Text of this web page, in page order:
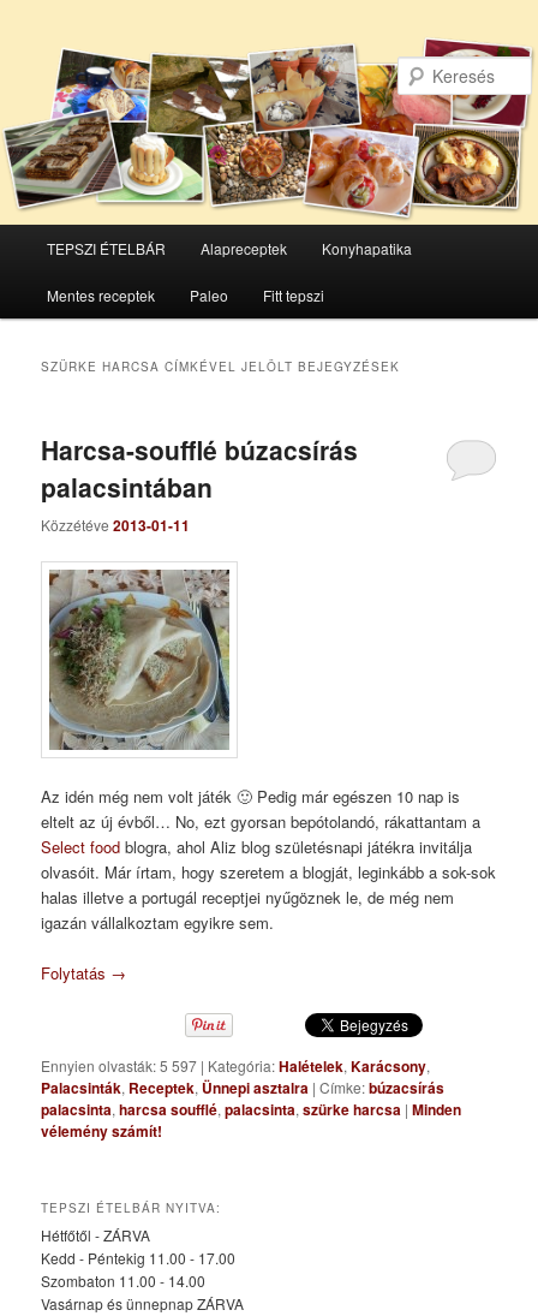
Tovább
az
elsődleges
Tovább
a
másodlagos
TEPSZI ÉTELBÁR Alapreceptek Konyhapatika
Mentes receptek Paleo Fitt tepszi
SZÜRKE HARCSA CÍMKÉVEL JELÖLT BEJEGYZÉSEK
Harcsa-soufflé búzacsírás
palacsintában
Közzétéve2013-01-11
Az idén még nem volt játék 🙂 Pedig már egészen 10 nap is
eltelt az új évből… No, ezt gyorsan bepótolandó, rákattantam a
Select foodblogra, ahol Aliz blog születésnapi játékra invitálja
olvasóit. Már írtam, hogy szeretem a blogját, leginkább a sok-sok
halas illetve a portugál receptjei nyűgöznek le, de még nem
igazán vállalkoztam egyikre sem.
Folytatás →
Ennyien olvasták: 5 597 | Kategória:Halételek,Karácsony,
Palacsinták, Receptek, Ünnepi asztalra |Címke:búzacsírás
palacsinta,harcsa soufflé,palacsinta,szürke harcsa |Minden
vélemény számít!
TEPSZI ÉTELBÁR NYITVA:
Hétfőtől - ZÁRVA
Kedd - Péntekig 11.00 - 17.00
Szombaton 11.00 - 14.00
Vasárnap és ünnepnap ZÁRVA